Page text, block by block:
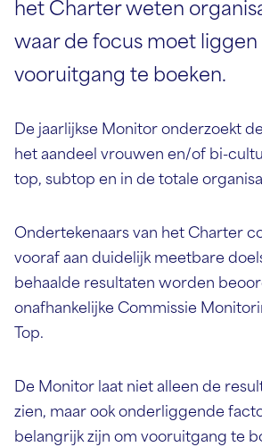
het Charter weten
waar de focus moet liggen
vooruitgang te boeken.
De jaarlijkse Monitor onderzoekt
het aandeel vrouwen en/of bi-
top, subtop en in de totale
Ondertekenaars van het Charter
vooraf aan duidelijk meetbare
behaalde resultaten worden
onafhankelijke Commissie
Top.
De Monitor laat niet alleen de
zien, maar ook onderliggende
belangrijk zijn om vooruitgang te